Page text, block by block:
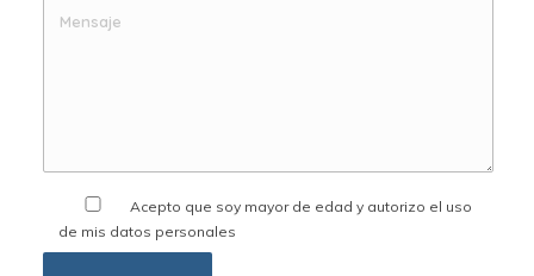
Acepto que soy mayor de edad y autorizo el uso
de mis datos personales